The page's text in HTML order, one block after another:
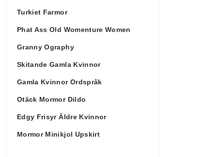
Turkiet Farmor
Phat Ass Old Womenture Women
Granny Ography
Skitande Gamla Kvinnor
Gamla Kvinnor Ordspråk
Otäck Mormor Dildo
Edgy Frisyr Äldre Kvinnor
Mormor Minikjol Upskirt